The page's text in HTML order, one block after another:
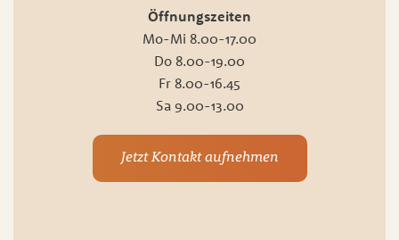
Öffnungszeiten
Mo-Mi 8.00-17.00
Do 8.00-19.00
Fr 8.00-16.45
Sa 9.00-13.00
Jetzt Kontakt aufnehmen